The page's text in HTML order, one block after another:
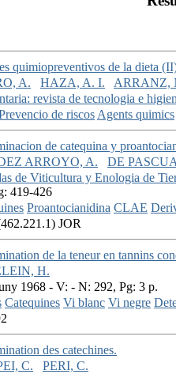
quimiopreventivos de la dieta
A. HAZA, A. I.
ARRANZ,
revista de tecnologia e
de riscosAgents quimics
de catequina y
ARROYO, A.
DE
de Viticultura y Enologia de
419-426
Proantocianidina CLAE
JOR
de la teneur en tannins
H.
1968 - V: - N: 292, Pg: 3 p.
Catequines Vi blanc Vi negre
des catechines.
C.
PERI, C.